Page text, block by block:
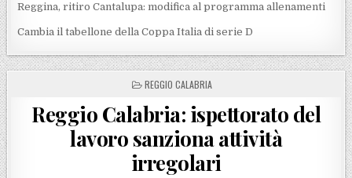
Reggina, ritiro Cantalupa: modifica al programma allenamenti
Cambia il tabellone della Coppa Italia di serie D
POSTED IN
REGGIO CALABRIA
Reggio Calabria: ispettorato del
lavoro sanziona attività
irregolari